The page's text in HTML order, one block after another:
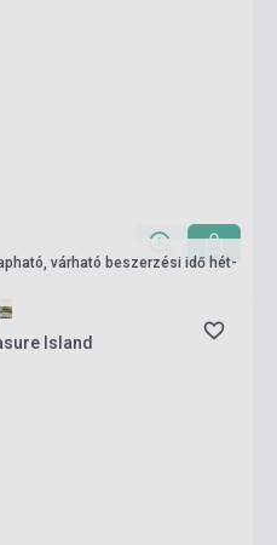
várható beszerzési idő hét-
Island